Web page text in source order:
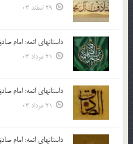
29 اسفند 03
داستانهای ائمه: امام
21 مرداد 03
داستانهای ائمه: امام
21 مرداد 03
داستانهای ائمه: امام